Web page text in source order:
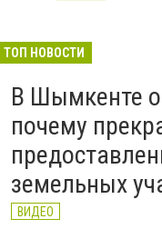
начала
2026–2027
ВИДЕО
4 августа
ТОП НОВОСТИ
В Шымкенте
почему
земельных
ВИДЕО